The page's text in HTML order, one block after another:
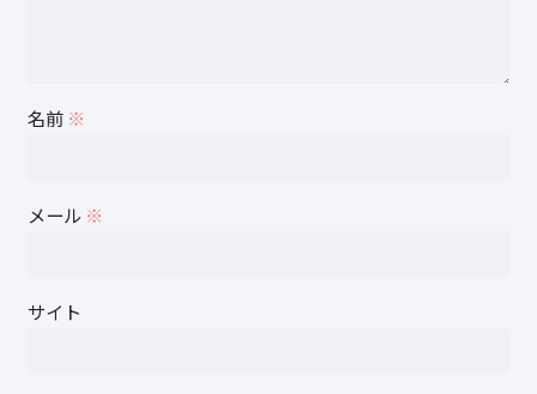
名前 ※
メール ※
サイト